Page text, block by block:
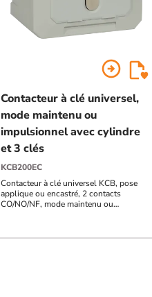
arrow_circle_right
Contacteur à clé universel,
mode maintenu ou
impulsionnel avec cylindre
et 3 clés
KCB200EC
Contacteur à clé universel KCB, pose
applique ou encastré, 2 contacts
CO/NO/NF, mode maintenu ou